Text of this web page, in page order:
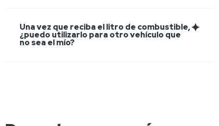
Una vez que reciba el litro de combustible,
¿puedo utilizarlo para otro vehículo que
no sea el mío?